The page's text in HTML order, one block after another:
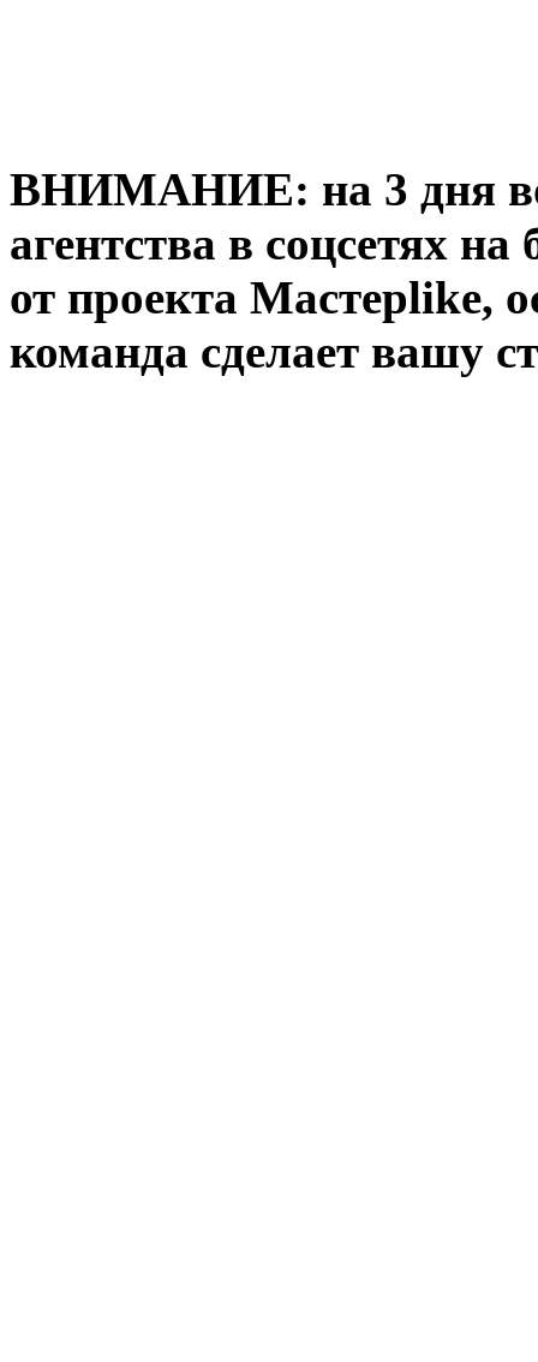
ВНИМАНИЕ: на 3 дня
агентства в соцсетях
от проекта Мастерlike,
команда сделает вашу